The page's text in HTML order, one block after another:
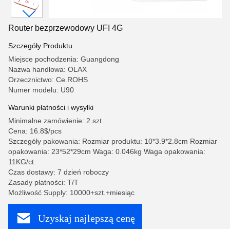
Router bezprzewodowy UFI 4G
Szczegóły Produktu
Miejsce pochodzenia: Guangdong
Nazwa handlowa: OLAX
Orzecznictwo: Ce.ROHS
Numer modelu: U90
Warunki płatności i wysyłki
Minimalne zamówienie: 2 szt
Cena: 16.8$/pcs
Szczegóły pakowania: Rozmiar produktu: 10*3.9*2.8cm Rozmiar
opakowania: 23*52*29cm Waga: 0.046kg Waga opakowania:
11KG/ct
Czas dostawy: 7 dzień roboczy
Zasady płatności: T/T
Możliwość Supply: 10000+szt.+miesiąc
Uzyskaj najlepszą cenę